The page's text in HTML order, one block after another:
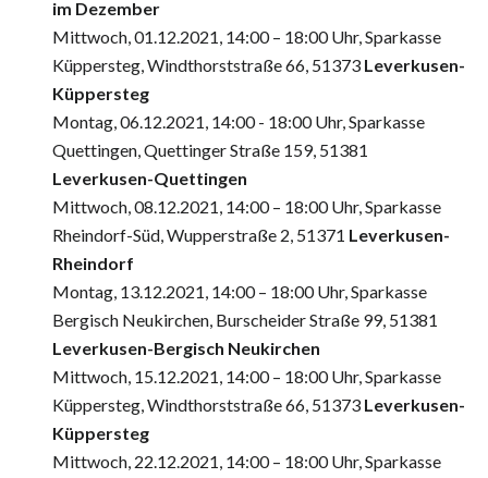
im Dezember
Mittwoch, 01.12.2021, 14:00 – 18:00 Uhr, Sparkasse
Küppersteg, Windthorststraße 66, 51373 Leverkusen-
Küppersteg
Montag, 06.12.2021, 14:00 - 18:00 Uhr, Sparkasse
Quettingen, Quettinger Straße 159, 51381
Leverkusen-Quettingen
Mittwoch, 08.12.2021, 14:00 – 18:00 Uhr, Sparkasse
Rheindorf-Süd, Wupperstraße 2, 51371 Leverkusen-
Rheindorf
Montag, 13.12.2021, 14:00 – 18:00 Uhr, Sparkasse
Bergisch Neukirchen, Burscheider Straße 99, 51381
Leverkusen-Bergisch Neukirchen
Mittwoch, 15.12.2021, 14:00 – 18:00 Uhr, Sparkasse
Küppersteg, Windthorststraße 66, 51373 Leverkusen-
Küppersteg
Mittwoch, 22.12.2021, 14:00 – 18:00 Uhr, Sparkasse